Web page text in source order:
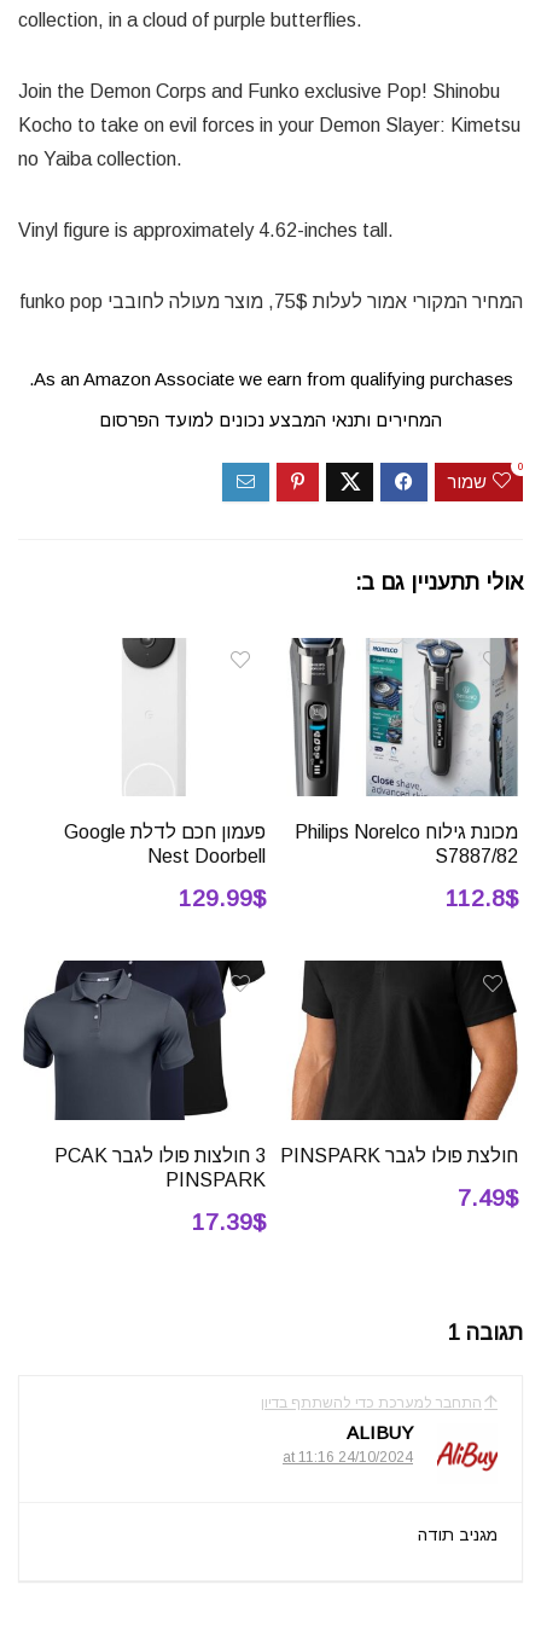
collection, in a cloud of purple butterflies.
Join the Demon Corps and Funko exclusive Pop! Shinobu
Kocho to take on evil forces in your Demon Slayer: Kimetsu
no Yaiba collection.
Vinyl figure is approximately 4.62-inches tall.
המחיר המקורי אמור לעלות 75$, מוצר מעולה לחובבי funko pop
As an Amazon Associate we earn from qualifying purchases.
המחירים ותנאי המבצע נכונים למועד הפרסום
שמור
0
אולי תתעניין גם ב:
מכונת גילוח Philips Norelco
S7887/82
112.8$
פעמון חכם לדלת Google
Nest Doorbell
129.99$
חולצת פולו לגבר PINSPARK
7.49$
3 חולצות פולו לגבר PCAK
PINSPARK
17.39$
תגובה 1
התחבר למערכת כדי להשתתף בדיון
ALIBUY
24/10/2024 at 11:16
מגניב תודה